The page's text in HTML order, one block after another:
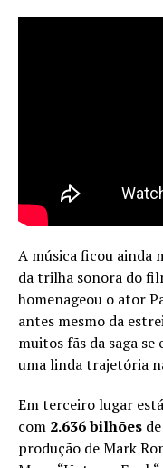
A música ficou
da trilha sonora do
homenageou o ator
antes mesmo da
muitos fãs da saga
uma linda trajetória
Em terceiro lugar
com 2.636 bilhões
produção de Mark